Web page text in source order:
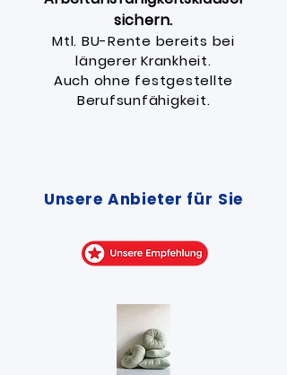
sichern.
Mtl. BU-Rente bereits bei
längerer Krankheit.
Auch ohne festgestellte
Berufsunfähigkeit.
Unsere Anbieter für Sie